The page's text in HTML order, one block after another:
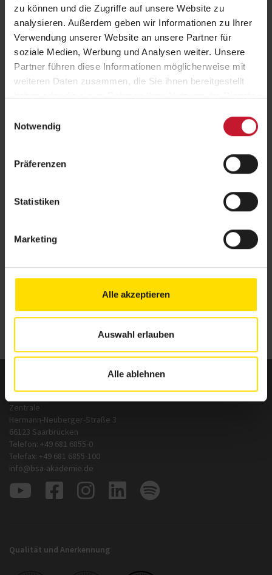
zu können und die Zugriffe auf unsere Website zu
analysieren. Außerdem geben wir Informationen zu Ihrer
Verwendung unserer Website an unsere Partner für
soziale Medien, Werbung und Analysen weiter. Unsere
Partner führen diese Informationen möglicherweise mit
weiteren Daten zusammen, die Sie ihnen bereitgestellt
haben oder die sie im Rahmen Ihrer Nutzung der Dienste
Notwendig
Präferenzen
Statistiken
Marketing
Alle akzeptieren
Auswahl erlauben
Alle ablehnen
N
P
R
W
BSA-Akademie
Zentrale
Hermann-Neuberger-Straße 3
66123 Saarbrücken
Telefon: +49 681 6855-0
Telefax: +49 681 6855-100
info@bsa-akademie.de
Qualität und Anerkennung